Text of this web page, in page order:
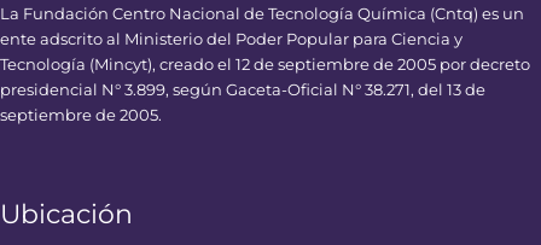
La Fundación Centro Nacional de Tecnología Química (Cntq) es un
ente adscrito al Ministerio del Poder Popular para Ciencia y
Tecnología (Mincyt), creado el 12 de septiembre de 2005 por decreto
presidencial N° 3.899, según Gaceta-Oficial N° 38.271, del 13 de
septiembre de 2005.
Ubicación